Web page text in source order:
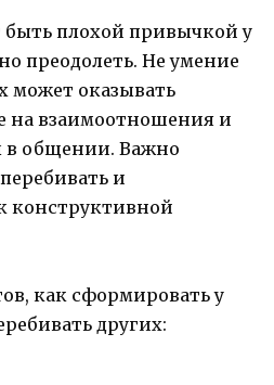
плохой привычкой у
преодолеть. Не умение
может оказывать
на взаимоотношения и
в общении. Важно
и
конструктивной
как сформировать у
других: